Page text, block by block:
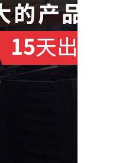
钢板箱
货架系统
化工行业